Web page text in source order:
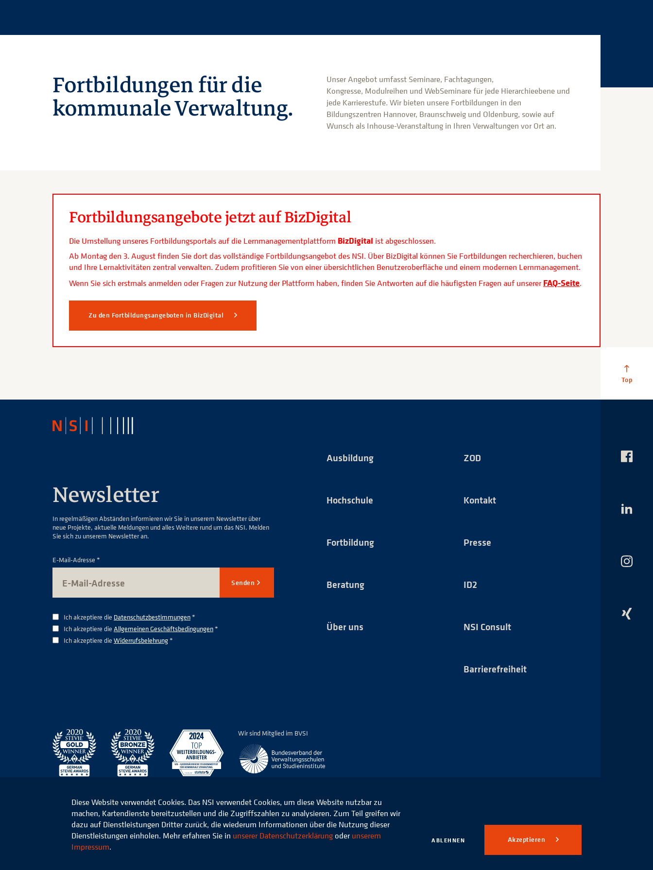
Fortbildungen für die
kommunale Verwaltung.
Unser Angebot umfasst Seminare, Fachtagungen,
Kongresse, Modulreihen und WebSeminare für jede Hierarchieebene und
jede Karrierestufe. Wir bieten unsere Fortbildungen in den
Bildungszentren Hannover, Braunschweig und Oldenburg, sowie auf
Wunsch als Inhouse-Veranstaltung in Ihren Verwaltungen vor Ort an.
Fortbildungsangebote jetzt auf BizDigital
Die Umstellung unseres Fortbildungsportals auf die Lernmanagementplattform BizDigital ist abgeschlossen.
Ab Montag den 3. August finden Sie dort das vollständige Fortbildungsangebot des NSI. Über BizDigital können Sie Fortbildungen recherchieren, buchen
und Ihre Lernaktivitäten zentral verwalten. Zudem profitieren Sie von einer übersichtlichen Benutzeroberfläche und einem modernen Lernmanagement.
Wenn Sie sich erstmals anmelden oder Fragen zur Nutzung der Plattform haben, finden Sie Antworten auf die häufigsten Fragen auf unserer FAQ-Seite.
Zu den Fortbildungsangeboten in BizDigital
Newsletter
In regelmäßigen Abständen informieren wir Sie in unserem Newsletter über
neue Projekte, aktuelle Meldungen und alles Weitere rund um das NSI. Melden
Sie sich zu unserem Newsletter an.
E-Mail-Adresse *
Senden
Ich akzeptiere die Datenschutzbestimmungen*
Ich akzeptiere die Allgemeinen Geschäftsbedingungen*
Ich akzeptiere die Widerrufsbelehrung*
Ausbildung
Hochschule
Fortbildung
Beratung
Über uns
ZOD
Kontakt
Presse
ID2
NSI Consult
Barrierefreiheit
Wir sind Mitglied im BVSI
Das
Das
Das
Das
© 2026 Niedersächsisches Studieninstitut für kommunale Verwaltung e.V. Datenschutz
Diese Website verwendet Cookies. Das NSI verwendet Cookies, um diese Website nutzbar zu
machen, Kartendienste bereitzustellen und die Zugriffszahlen zu analysieren. Zum Teil greifen wir
dazu auf Dienstleistungen Dritter zurück, die wiederum Informationen über die Nutzung dieser
Dienstleistungen einholen. Mehr erfahren Sie in unserer Datenschutzerklärung oder unserem
Impressum.
ABLEHNEN Akzeptieren